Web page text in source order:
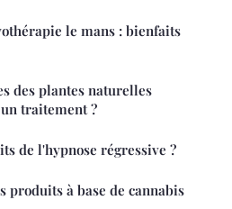
le mans : bienfaits
des plantes naturelles
traitement ?
de l'hypnose régressive ?
produits à base de cannabis